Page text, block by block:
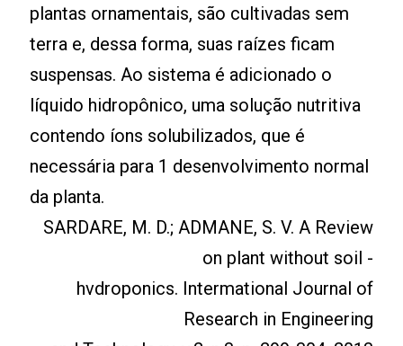
plantas ornamentais, são cultivadas sem
terra e, dessa forma, suas raízes ficam
suspensas. Ao sistema é adicionado o
líquido hidropônico, uma solução nutritiva
contendo íons solubilizados, que é
necessária para 1 desenvolvimento normal
da planta.
SARDARE, M. D.; ADMANE, S. V. A Review
on plant without soil -
hvdroponics. Intermational Journal of
Research in Engineering